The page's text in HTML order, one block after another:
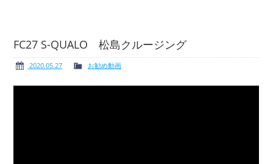
FC27 S-QUALO 松島クルージング
2020.05.27 お勧め動画